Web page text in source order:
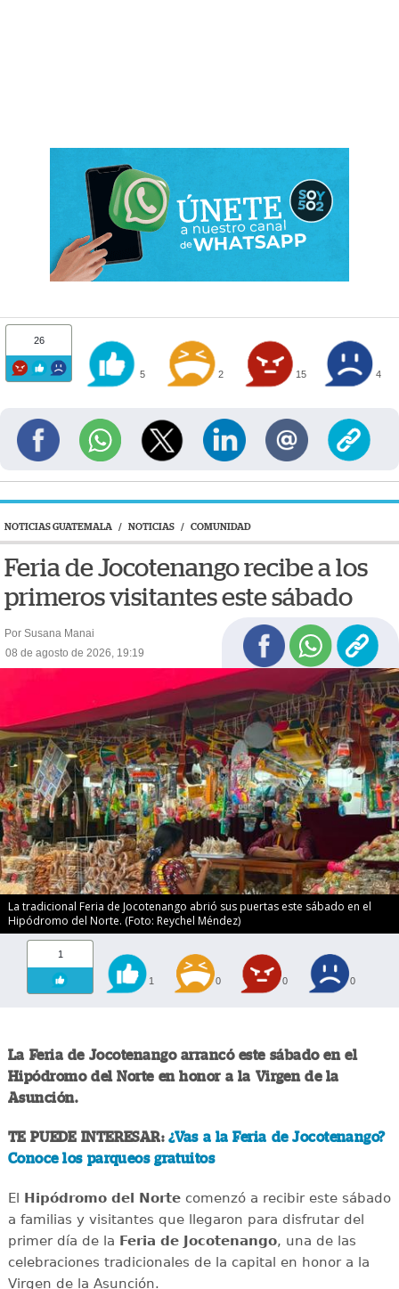
26
5 2 15 4
NOTICIAS GUATEMALA / NOTICIAS / COMUNIDAD
Feria de Jocotenango recibe a los
primeros visitantes este sábado
Por Susana Manai
08 de agosto de 2026, 19:19
La tradicional Feria de Jocotenango abrió sus puertas este sábado en el
Hipódromo del Norte. (Foto: Reychel Méndez)
1
1 0 0 0
La Feria de Jocotenango arrancó este sábado en el
Hipódromo del Norte en honor a la Virgen de la
Asunción.
TE PUEDE INTERESAR:¿Vas a la Feria de Jocotenango?
Conoce los parqueos gratuitos
El Hipódromo del Nortecomenzó a recibir este sábado
a familias y visitantes que llegaron para disfrutar del
primer día de la Feria de Jocotenango, una de las
celebraciones tradicionales de la capital en honor a la
Virgen de la Asunción.